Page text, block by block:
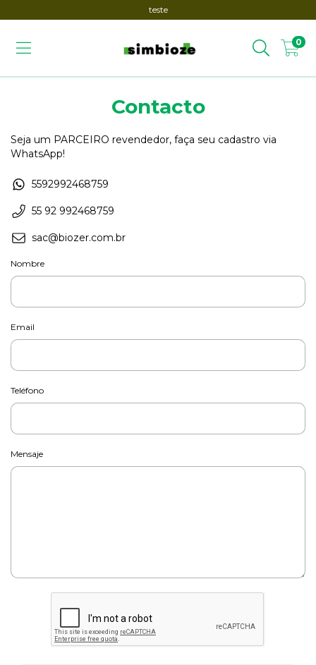
teste
0
Contacto
Seja um PARCEIRO revendedor, faça seu cadastro via
WhatsApp!
5592992468759
55 92 992468759
sac@biozer.com.br
Nombre
Email
Teléfono
Mensaje